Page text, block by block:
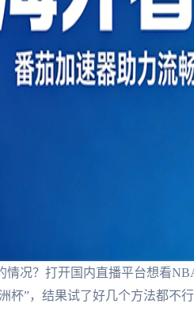
况？打开国内直播平台想看
杯”，结果试了好几个方法都不